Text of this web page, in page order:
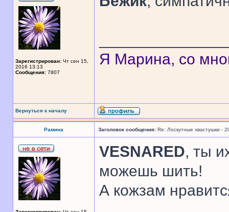
Зарегистрирован: Чт сен 15,
2016 13:13
Сообщения: 7807
Я Марина, со
Вернуться к началу
Рамина Заголовок сообщения: Re: Лоскутные хвастушки -
VESNARED, ты
можешь шить!
А кожзам